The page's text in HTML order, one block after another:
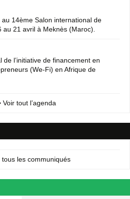
au 14ème Salon international de
au 21 avril à Meknès (Maroc).
l’initiative de financement en
(We-Fi) en Afrique de
Voir tout l’agenda
les communiqués